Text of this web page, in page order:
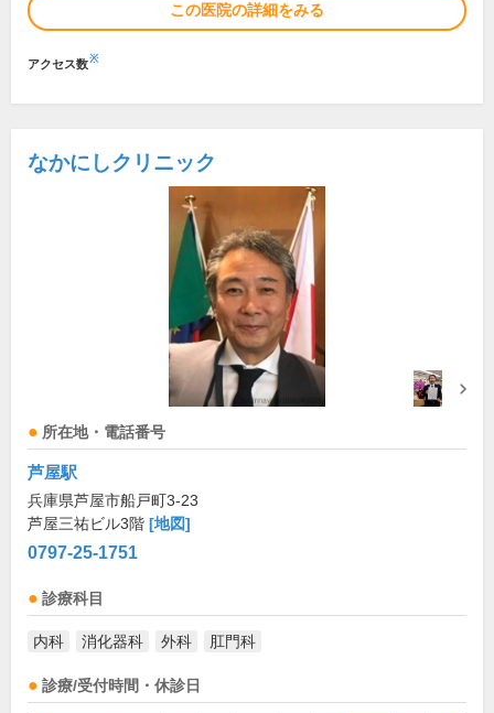
この医院の詳細をみる
アクセス数※
なかにしクリニック
所在地・電話番号
芦屋駅
兵庫県芦屋市船戸町3-23
芦屋三祐ビル3階 [地図]
0797-25-1751
診療科目
内科 消化器科 外科 肛門科
診療/受付時間・休診日